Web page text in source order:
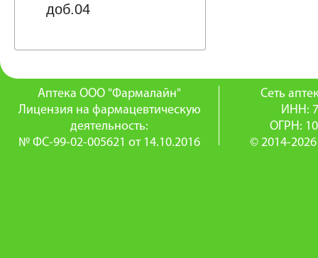
доб.04
Аптека ООО "Фармалайн"
Лицензия на фармацевтическую
деятельность:
№ ФС-99-02-005621 от 14.10.2016
Сеть
ИНН:
ОГРН:
© 2014-